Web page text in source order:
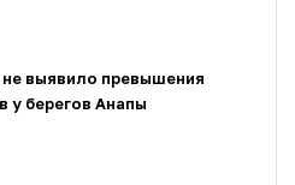
выявило превышения
у берегов Анапы